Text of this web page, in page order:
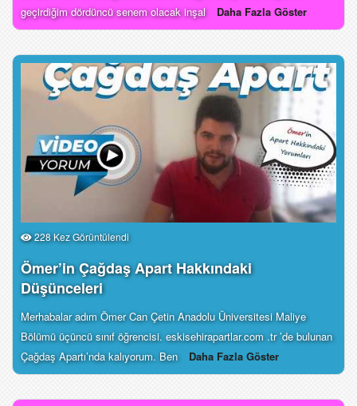
geçirdiğim dördüncü senem olacak inşal
Daha Fazla Göster
228 Kez Görüntülendi
Ömer’in Çağdaş Apart Hakkındaki
Düşünceleri
Merhabalar adım Ömer Can Çetin Anadolu Üniversitesi Maliye
Bölümü üçüncü sınıf öğrencisi. eskisehirapartlar.com .tr ’de bulunan
Çağdaş Apartı’nda kalıyorum. Ben
Daha Fazla Göster